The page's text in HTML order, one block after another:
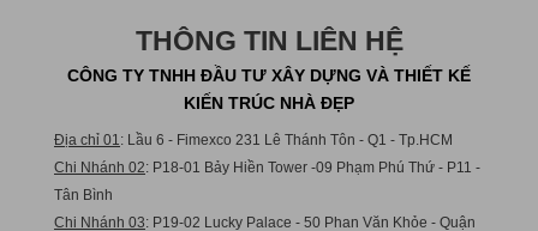
THÔNG TIN LIÊN HỆ
CÔNG TY TNHH ĐẦU TƯ XÂY DỰNG VÀ THIẾT KẾ
KIẾN TRÚC NHÀ ĐẸP
Địa chỉ 01 : Lầu 6 - Fimexco 231 Lê Thánh Tôn - Q1 - Tp.HCM
Chi Nhánh 02: P18-01 Bảy Hiền Tower -09 Phạm Phú Thứ - P11 -
Tân Bình
Chi Nhánh 03: P19-02 Lucky Palace - 50 Phan Văn Khỏe - Quận